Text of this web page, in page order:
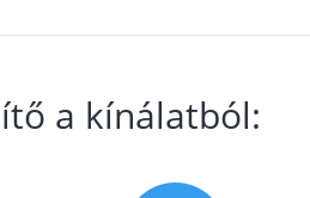
a kínálatból: